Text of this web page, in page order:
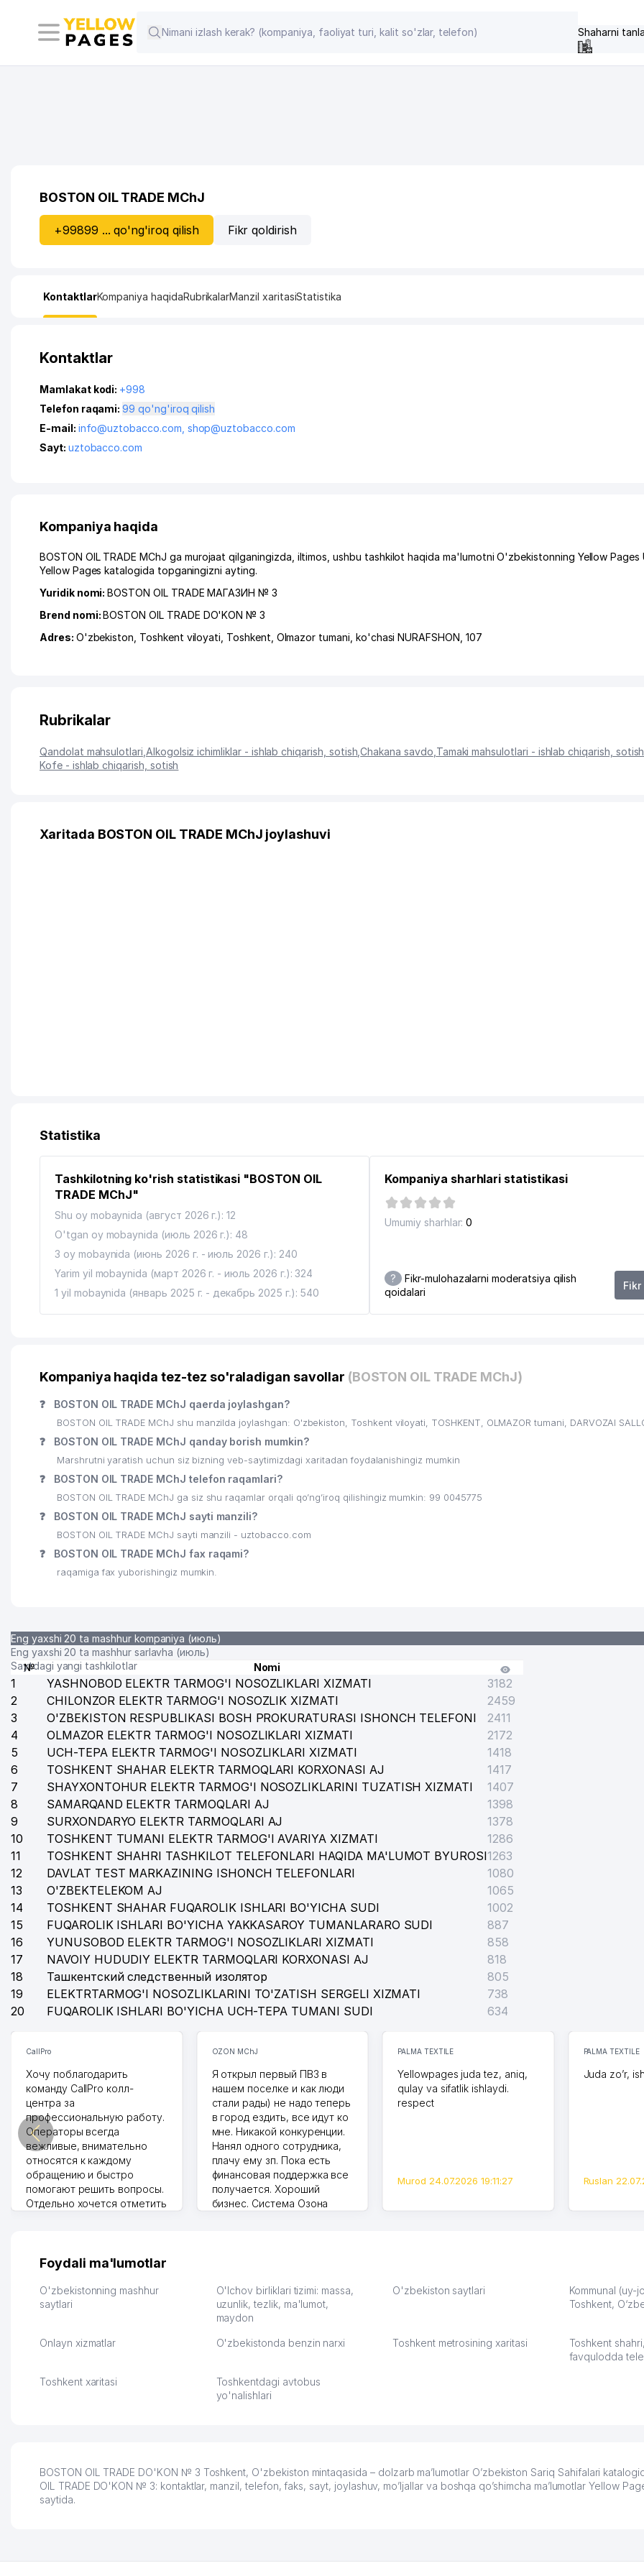
Shaharni
BOSTON OIL TRADE MChJ
+99899 ... qo'ng'iroq qilish Fikr qoldirish
KontaktlarKompaniya haqidaRubrikalarManzil xaritasiStatistika
Kontaktlar
Mamlakat kodi: +998
Telefon raqami:
99 qo'ng'iroq qilish
E-mail: info@uztobacco.com shop@uztobacco.com
Sayt: uztobacco.com
Kompaniya haqida
BOSTON OIL TRADE MChJ ga murojaat qilganingizda, iltimos, ushbu tashkilot haqida ma'lumotni O'zbekistonning Yellow Pages
Yellow Pages katalogida topganingizni ayting.
Yuridik nomi:BOSTON OIL TRADE МАГАЗИН № 3
Brend nomi:BOSTON OIL TRADE DO'KON № 3
Adres: O'zbekiston, Toshkent viloyati Toshkent Olmazor tumani ko'chasi NURAFSHON , 107
Rubrikalar
Qandolat mahsulotlari Alkogolsiz ichimliklar - ishlab chiqarish, sotish ,Chakana savdo Tamaki mahsulotlari - ishlab chiqarish, sotish
Kofe - ishlab chiqarish, sotish
Xaritada BOSTON OIL TRADE MChJ joylashuvi
Statistika
Tashkilotning ko'rish statistikasi "BOSTON OIL
TRADE MChJ"
Shu oy mobaynida (август 2026 г.): 12
O'tgan oy mobaynida (июль 2026 г.): 48
3 oy mobaynida (июнь 2026 г. - июль 2026 г.): 240
Yarim yil mobaynida (март 2026 г. - июль 2026 г.): 324
1 yil mobaynida (январь 2025 г. - декабрь 2025 г.): 540
Kompaniya sharhlari statistikasi
Umumiy sharhlar: 0
?
Fikr-mulohazalarni moderatsiya qilish
qoidalari
Kompaniya haqida tez-tez so'raladigan savollar (BOSTON OIL TRADE MChJ)
❓ BOSTON OIL TRADE MChJ qaerda joylashgan?
BOSTON OIL TRADE MChJ shu manzilda joylashgan: O'zbekiston, Toshkent viloyati, TOSHKENT, OLMAZOR tumani, DARVOZAI
❓ BOSTON OIL TRADE MChJ qanday borish mumkin?
Marshrutni yaratish uchun siz bizning veb-saytimizdagi xaritadan foydalanishingiz mumkin
❓ BOSTON OIL TRADE MChJ telefon raqamlari?
BOSTON OIL TRADE MChJ ga siz shu raqamlar orqali qo’ng’iroq qilishingiz mumkin: 99 0045775
❓ BOSTON OIL TRADE MChJ sayti manzili?
BOSTON OIL TRADE MChJ sayti manzili - uztobacco.com
❓ BOSTON OIL TRADE MChJ fax raqami?
raqamiga fax yuborishingiz mumkin.
Eng yaxshi 20 ta mashhur kompaniya (июль)
Eng yaxshi 20 ta mashhur sarlavha (июль)
Saytdagi yangi tashkilotlar
№ Nomi
1 YASHNOBOD ELEKTR TARMOG'I NOSOZLIKLARI XIZMATI
3182
2
CHILONZOR ELEKTR TARMOG'I NOSOZLIK XIZMATI
2459
3
O'ZBEKISTON RESPUBLIKASI BOSH PROKURATURASI ISHONCH TELEFONI
2411
4
OLMAZOR ELEKTR TARMOG'I NOSOZLIKLARI XIZMATI
2172
5
UCH-TEPA ELEKTR TARMOG'I NOSOZLIKLARI XIZMATI
1418
6
TOSHKENT SHAHAR ELEKTR TARMOQLARI KORXONASI AJ
1417
7
SHAYXONTOHUR ELEKTR TARMOG'I NOSOZLIKLARINI TUZATISH XIZMATI
1407
8
SAMARQAND ELEKTR TARMOQLARI AJ
1398
9
SURXONDARYO ELEKTR TARMOQLARI AJ
1378
10
TOSHKENT TUMANI ELEKTR TARMOG'I AVARIYA XIZMATI
1286
11
TOSHKENT SHAHRI TASHKILOT TELEFONLARI HAQIDA MA'LUMOT BYUROSI1263
12
DAVLAT TEST MARKAZINING ISHONCH TELEFONLARI
1080
13
O'ZBEKTELEKOM AJ
1065
14
TOSHKENT SHAHAR FUQAROLIK ISHLARI BO'YICHA SUDI
1002
15
FUQAROLIK ISHLARI BO'YICHA YAKKASAROY TUMANLARARO SUDI
887
16
YUNUSOBOD ELEKTR TARMOG'I NOSOZLIKLARI XIZMATI
858
17
NAVOIY HUDUDIY ELEKTR TARMOQLARI KORXONASI AJ
818
18
Ташкентский следственный изолятор
805
19
ELEKTRTARMOG'I NOSOZLIKLARINI TO'ZATISH SERGELI XIZMATI
738
20
FUQAROLIK ISHLARI BO'YICHA UCH-TEPA TUMANI SUDI 634
CallPro
Хочу поблагодарить
команду CallPro колл-
центра за
профессиональную работу.
Операторы всегда
вежливые, внимательно
относятся к каждому
обращению и быстро
помогают решить вопросы.
Отдельно хочется отметить
их работе значительно
обслуживания клиентов.
Рекомендую этот колл-
Vip Brand 31.07.2026 11:43:39
OZON MChJ
Я открыл первый ПВЗ в
нашем поселке и как люди
стали рады) не надо теперь
в город ездить, все идут ко
мне. Никакой конкуренции.
Нанял одного сотрудника,
плачу ему зп. Пока есть
финансовая поддержка все
получается. Хороший
бизнес. Система Озона
тут у нас уже есть ПВЗ.
Выгодное дело и
спокойное.
PALMA TEXTILE
Yellowpages juda tez, aniq,
qulay va sifatlik ishlaydi.
respect
Murod 24.07.2026 19:11:27
PALMA TEXTILE
Juda zo’r,
Ruslan
Foydali ma'lumotlar
O'zbekistonning mashhur
saytlari
O'lchov birliklari tizimi: massa,
uzunlik, tezlik, ma'lumot,
maydon
O'zbekiston saytlari
Kommunal (uy-
Toshkent,
Onlayn xizmatlar O'zbekistonda benzin narxi Toshkent metrosining xaritasi
Toshkent
favqulodda
Toshkent xaritasi
Toshkentdagi avtobus
yo'nalishlari
BOSTON OIL TRADE DO'KON № 3 Toshkent, O'zbekiston mintaqasida – dolzarb ma’lumotlar O’zbekiston Sariq Sahifalari
OIL TRADE DO'KON № 3: kontaktlar, manzil, telefon, faks, sayt, joylashuv, mo’ljallar va boshqa qo’shimcha ma’lumotlar Yellow
saytida.